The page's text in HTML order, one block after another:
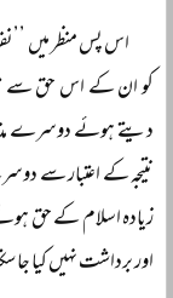
اس پس منظر میں
کو ان کے اس حق سے
دیتے ہوئے دوسرے
نتیجہ کے اعتبار سے
زیادہ اسلام کے حق
اور برداشت نہیں کیا جا